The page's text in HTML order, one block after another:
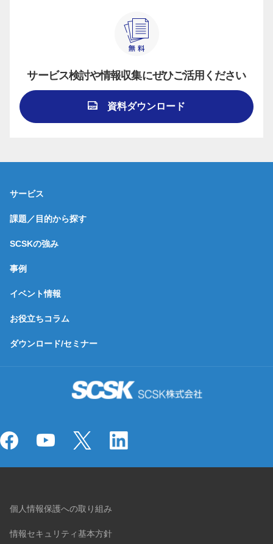
サービス検討や情報収集にぜひご活用ください
資料ダウンロード
サービス
課題／目的から探す
SCSKの強み
事例
イベント情報
お役立ちコラム
ダウンロード/セミナー
個人情報保護への取り組み
情報セキュリティ基本方針